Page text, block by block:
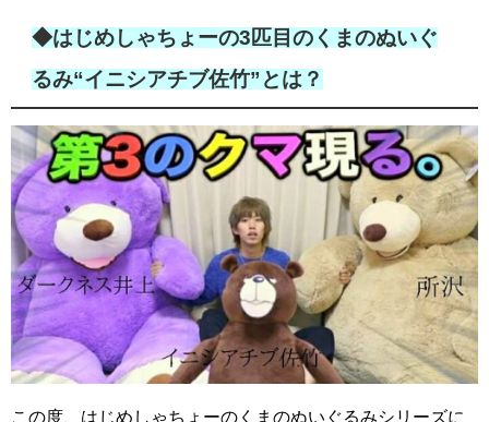
◆はじめしゃちょーの3匹目のくまのぬいぐ
るみ“イニシアチブ佐竹”とは？
この度、はじめしゃちょーのくまのぬいぐるみシリーズに